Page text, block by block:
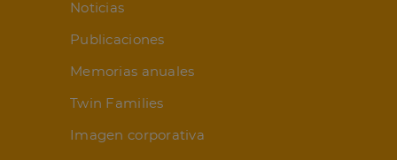
Noticias
Publicaciones
Memorias anuales
Twin Families
Imagen corporativa